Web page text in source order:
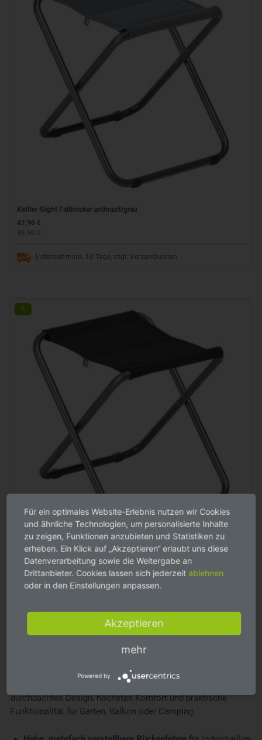
Kettler Slight Falthocker anthrazit/grau
47,90 €
Lieferzeit mind. 10 Tage, zzgl. Versandkosten
%
Kettler Slight Falthocker anthrazit/schwarz
47,90 €
49,90 €
KETTLER Slight – leichte, komfortable
Outdoor- und Campingstühle
Slight-Serie von KETTLER Home & Garden
durchdachtes Design, höchsten Komfort und praktische
Funktionalität für Garten, Balkon oder Camping.
Für ein optimales Website-Erlebnis nutzen wir Cookies
und ähnliche Technologien, um personalisierte Inhalte
zu zeigen, Funktionen anzubieten und Statistiken zu
erheben. Ein Klick auf „Akzeptieren“ erlaubt uns diese
Datenverarbeitung sowie die Weitergabe an
Drittanbieter. Cookies lassen sich jederzeit ablehnen
oder in den Einstellungen anpassen.
Akzeptieren
mehr
Powered by